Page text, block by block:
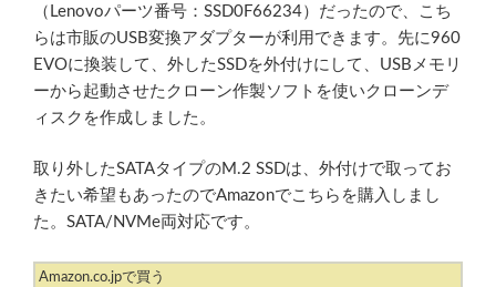
（Lenovoパーツ番号：SSD0F66234）だったので、こち
らは市販のUSB変換アダプターが利用できます。先に960
EVOに換装して、外したSSDを外付けにして、USBメモリ
ーから起動させたクローン作製ソフトを使いクローンデ
ィスクを作成しました。
取り外したSATAタイプのM.2 SSDは、外付けで取ってお
きたい希望もあったのでAmazonでこちらを購入しまし
た。SATA/NVMe両対応です。
Amazon.co.jpで買う